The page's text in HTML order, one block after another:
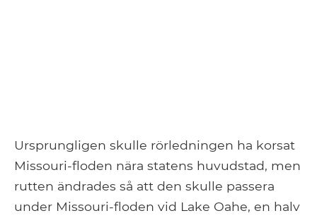
Ursprungligen skulle rörledningen ha korsat
Missouri-floden nära statens huvudstad, men
rutten ändrades så att den skulle passera
under Missouri-floden vid Lake Oahe, en halv